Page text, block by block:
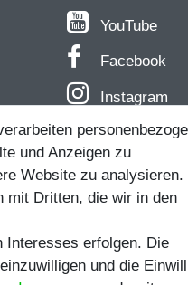
YouTube
Facebook
Instagram
TikTok
ist der Shop für
UVP auf die
jeweilige Variante angezeigt.
und Anzeigen zu
Website zu analysieren.
mit Dritten, die wir in den
Interesses erfolgen. Die
und die